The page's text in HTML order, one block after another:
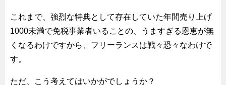
これまで、強烈な特典として存在していた年間売り上げ
1000未満で免税事業者いることの、うますぎる恩恵が無
くなるわけですから、フリーランスは戦々恐々なわけで
す。
ただ、こう考えてはいかがでしょうか？